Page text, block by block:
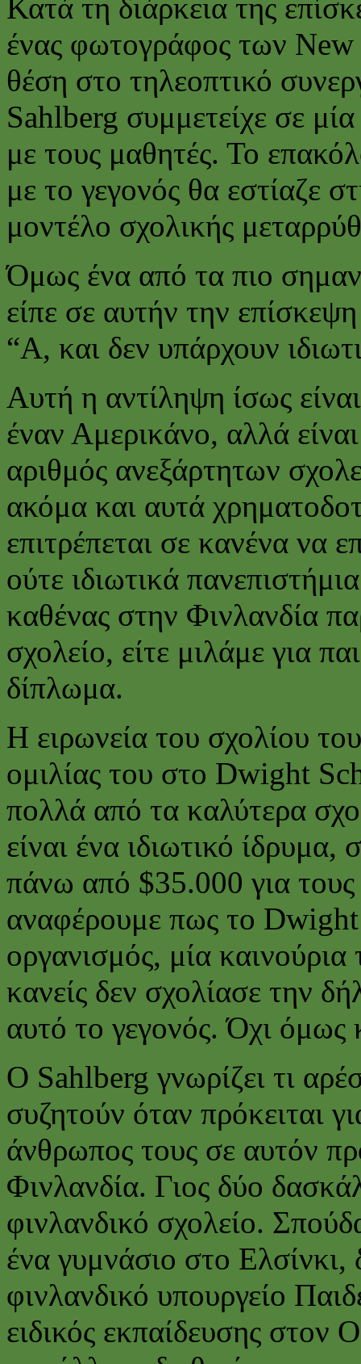
Κατά τη διάρκεια της
ένας φωτογράφος των New
θέση στο τηλεοπτικό
Sahlberg συμμετείχε σε
με τους μαθητές. Το
με το γεγονός θα εστίαζε
μοντέλο σχολικής
Όμως ένα από τα πιο
είπε σε αυτήν την
“Α, και δεν υπάρχουν
Αυτή η αντίληψη ίσως
έναν Αμερικάνο, αλλά
αριθμός ανεξάρτητων
ακόμα και αυτά
επιτρέπεται σε κανένα να
ούτε ιδιωτικά
καθένας στην Φινλανδία
σχολείο, είτε μιλάμε για
δίπλωμα.
Η ειρωνεία του σχολίου
ομιλίας του στο Dwight
πολλά από τα καλύτερα
είναι ένα ιδιωτικό
πάνω από $35.000 για τους
αναφέρουμε πως το Dwight
οργανισμός, μία
κανείς δεν σχολίασε την
αυτό το γεγονός. Όχι όμως
Ο Sahlberg γνωρίζει τι
συζητούν όταν πρόκειται
άνθρωπος τους σε αυτόν
Φινλανδία. Γιος δύο
φινλανδικό σχολείο.
ένα γυμνάσιο στο Ελσίνκι,
φινλανδικό υπουργείο
ειδικός εκπαίδευσης